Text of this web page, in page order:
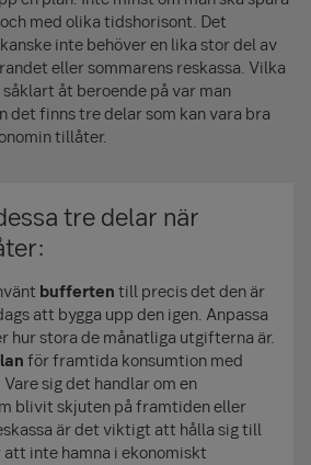
med olika tidshorisont. Det
inte behöver en lika stor del av
eller sommarens reskassa. Vilka
åt beroende på var man
det finns tre delar som kan vara bra
tillåter.
tre delar när
bufferten till precis det den är
att bygga upp den igen. Anpassa
hur stora de månatliga utgifterna är.
för framtida konsumtion med
sig det handlar om en
blivit skjuten på framtiden eller
är det viktigt att hålla sig till
inte hamna i ekonomiskt